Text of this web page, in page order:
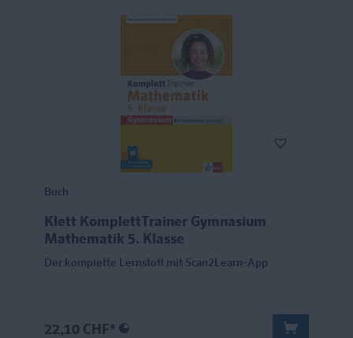
Buch
Klett KomplettTrainer Gymnasium
Mathematik 5. Klasse
Der komplette Lernstoff mit Scan2Learn-App
22,10 CHF*